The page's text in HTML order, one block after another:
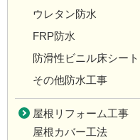
ウレタン防水
FRP防水
防滑性ビニル床シート
その他防水工事
屋根リフォーム工事
屋根カバー工法